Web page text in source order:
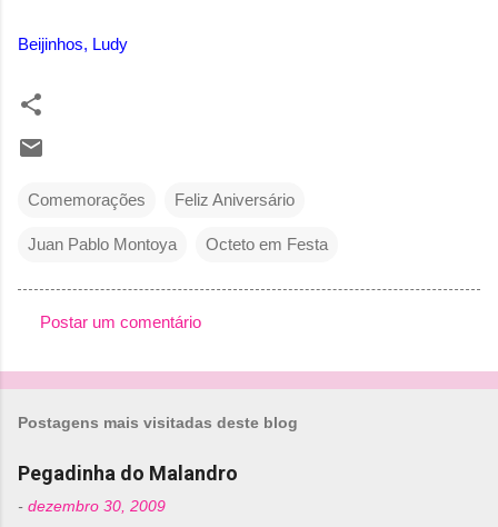
Beijinhos, Ludy
Comemorações Feliz Aniversário
Juan Pablo Montoya Octeto em Festa
o
n
t
Postar um comentário
Postagens mais visitadas deste blog
Pegadinha do Malandro
- dezembro 30, 2009